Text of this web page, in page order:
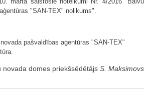
"SAN-TEX" nolikums".
pašvaldības aģentūras "SAN-TEX"
novada domes priekšsēdētājs S. Maksimovs